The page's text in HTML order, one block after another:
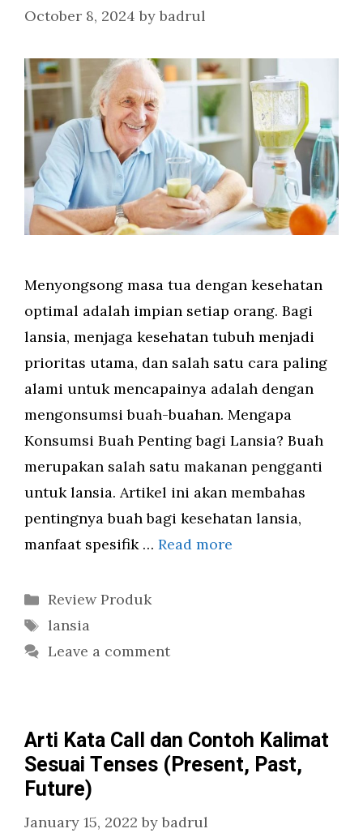
October 8, 2024 bybadrul
Menyongsong masa tua dengan kesehatan
optimal adalah impian setiap orang. Bagi
lansia, menjaga kesehatan tubuh menjadi
prioritas utama, dan salah satu cara paling
alami untuk mencapainya adalah dengan
mengonsumsi buah-buahan. Mengapa
Konsumsi Buah Penting bagi Lansia? Buah
merupakan salah satu makanan pengganti
untuk lansia. Artikel ini akan membahas
pentingnya buah bagi kesehatan lansia,
manfaat spesifik … Read more
Categories
Review Produk
Tags
lansia
Leave a comment
Arti Kata Call dan Contoh Kalimat
Sesuai Tenses (Present, Past,
Future)
January 15, 2022 bybadrul